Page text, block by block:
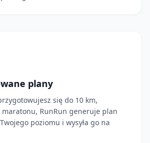
plany
się do 10 km,
maratonu, RunRun generuje plan
poziomu i wysyła go na